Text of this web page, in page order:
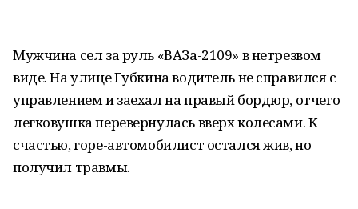
Мужчина сел за руль «ВАЗа-2109» в нетрезвом
виде. На улице Губкина водитель не справился с
управлением и заехал на правый бордюр, отчего
легковушка перевернулась вверх колесами. К
счастью, горе-автомобилист остался жив, но
получил травмы.